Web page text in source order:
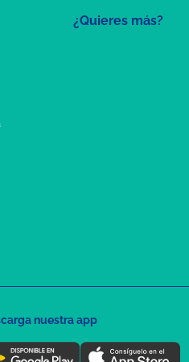
¿Quieres más?
nuestra app